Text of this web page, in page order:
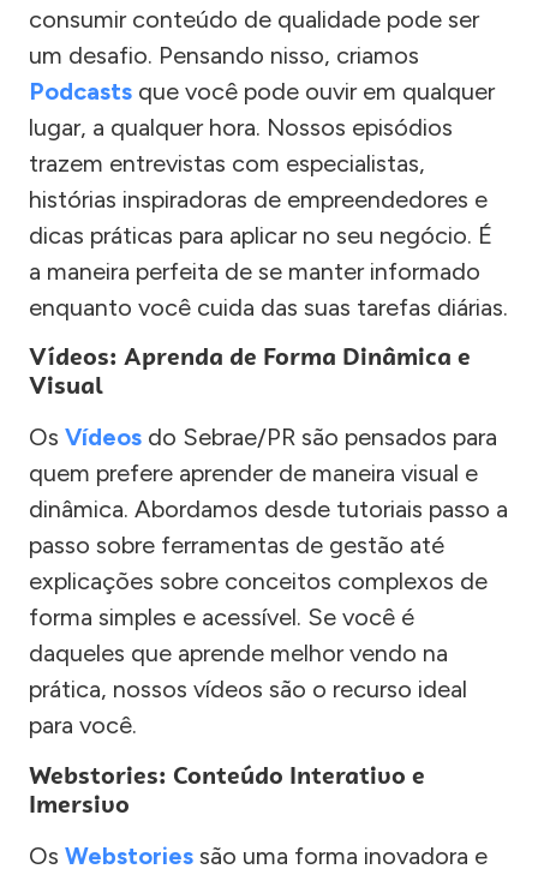
consumir conteúdo de qualidade pode ser
um desafio. Pensando nisso, criamos
Podcasts que você pode ouvir em qualquer
lugar, a qualquer hora. Nossos episódios
trazem entrevistas com especialistas,
histórias inspiradoras de empreendedores e
dicas práticas para aplicar no seu negócio. É
a maneira perfeita de se manter informado
enquanto você cuida das suas tarefas diárias.
Vídeos: Aprenda de Forma Dinâmica e
Visual
Os Vídeos do Sebrae/PR são pensados para
quem prefere aprender de maneira visual e
dinâmica. Abordamos desde tutoriais passo a
passo sobre ferramentas de gestão até
explicações sobre conceitos complexos de
forma simples e acessível. Se você é
daqueles que aprende melhor vendo na
prática, nossos vídeos são o recurso ideal
para você.
Webstories: Conteúdo Interativo e
Imersivo
Os Webstories são uma forma inovadora e